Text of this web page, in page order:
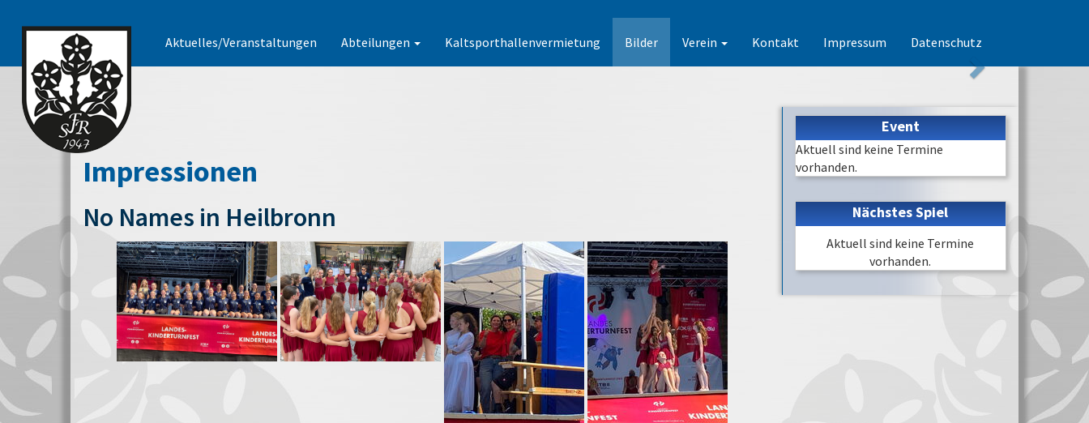
Aktuelles/Veranstaltungen Abteilungen Kaltsporthallenvermietung Bilder Verein Kontakt Impressum Datenschutz
Impressionen
No Names in Heilbronn
Event
Aktuell sind keine Termine
vorhanden.
Nächstes Spiel
Aktuell sind keine Termine
vorhanden.